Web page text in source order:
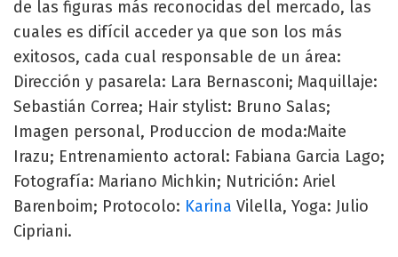
de las figuras más reconocidas del mercado, las
cuales es difícil acceder ya que son los más
exitosos, cada cual responsable de un área:
Dirección y pasarela: Lara Bernasconi; Maquillaje:
Sebastián Correa; Hair stylist: Bruno Salas;
Imagen personal, Produccion de moda:Maite
Irazu; Entrenamiento actoral: Fabiana Garcia Lago;
Fotografía: Mariano Michkin; Nutrición: Ariel
Barenboim; Protocolo: Karina Vilella, Yoga: Julio
Cipriani.